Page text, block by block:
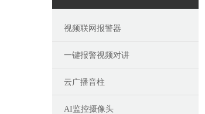
视频联网报警器
一键报警视频对讲
云广播音柱
AI监控摄像头